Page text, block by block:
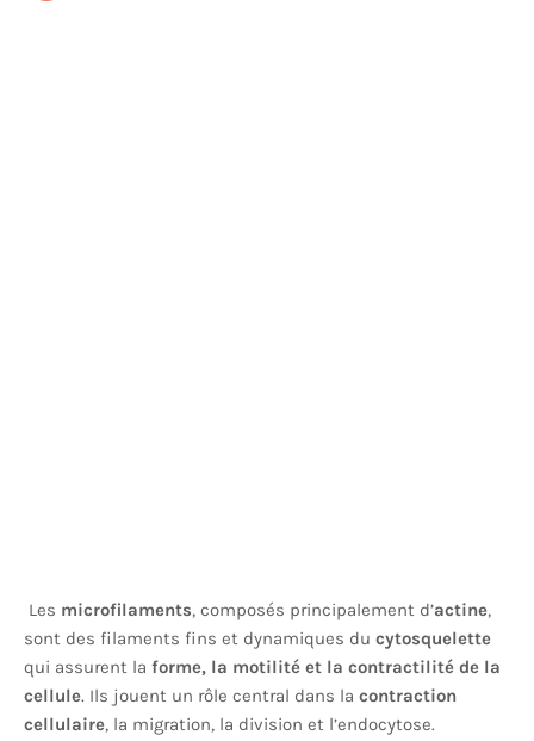
Les microfilaments, composés principalement d’actine,
sont des filaments fins et dynamiques du cytosquelette
qui assurent la forme, la motilité et la contractilité de la
cellule. Ils jouent un rôle central dans la contraction
cellulaire, la migration, la division et l’endocytose.